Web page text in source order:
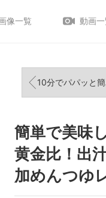
像一覧 動画
10分でパパッと簡単！叩いて合えるだけ「韓国風！やみつききゅうり」の作り方【
簡単で美味
黄金比！出
加めんつゆ